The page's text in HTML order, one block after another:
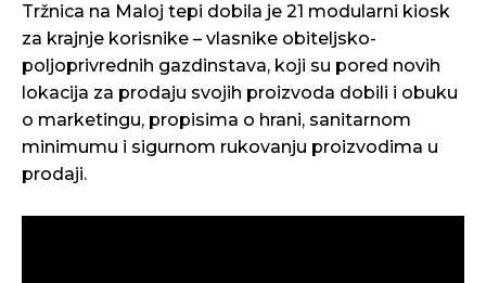
Tržnica na Maloj tepi dobila je 21 modularni kiosk
za krajnje korisnike – vlasnike obiteljsko-
poljoprivrednih gazdinstava, koji su pored novih
lokacija za prodaju svojih proizvoda dobili i obuku
o marketingu, propisima o hrani, sanitarnom
minimumu i sigurnom rukovanju proizvodima u
prodaji.